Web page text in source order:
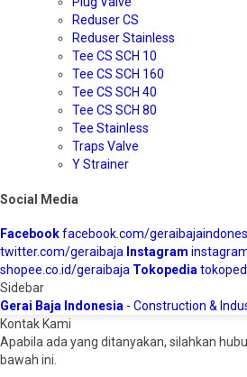
Reduser CS
Reduser Stainless
Tee CS SCH 10
Tee CS SCH 160
Tee CS SCH 40
Tee CS SCH 80
Tee Stainless
Traps Valve
Y Strainer
Social Media
Facebookfacebook.com/
twitter.com/geraibaja Instagram
shopee.co.id/geraibaja Tokopedia
Sidebar
Gerai Baja Indonesia - Construction &
Kontak Kami
Apabila ada yang ditanyakan, silahkan
bawah ini.